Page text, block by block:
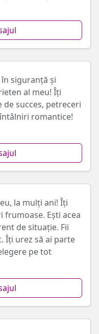
siguranță și
al meu! Îți
succes, petreceri
romantice!
la mulți ani! Îți
frumoase. Ești acea
de situație. Fii
Îți urez să ai parte
pe tot